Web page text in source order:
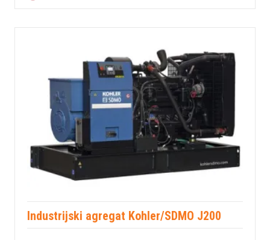
Industrijski agregat Kohler/SDMO J200